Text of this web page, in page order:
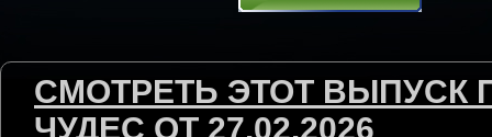
СМОТРЕТЬ ЭТОТ ВЫПУСК
ЧУДЕС ОТ 27.02.2026